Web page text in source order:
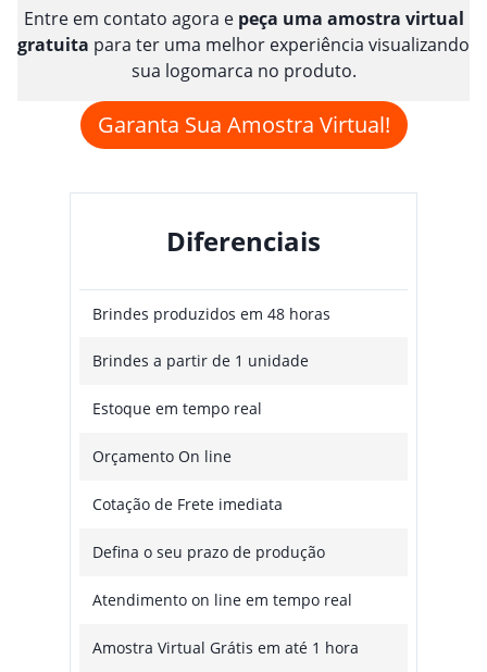
Entre em contato agora e peça uma amostra virtual
gratuita para ter uma melhor experiência visualizando
sua logomarca no produto.
Garanta Sua Amostra Virtual!
Diferenciais
Brindes produzidos em 48 horas
Brindes a partir de 1 unidade
Estoque em tempo real
Orçamento On line
Cotação de Frete imediata
Defina o seu prazo de produção
Atendimento on line em tempo real
Amostra Virtual Grátis em até 1 hora